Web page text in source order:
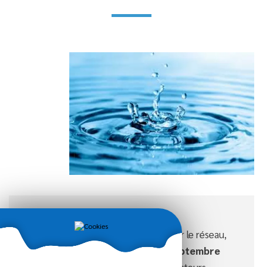
En raison de recherche de fuite sur le réseau,
l’eau sera coupéedu 26 au 30 septembre